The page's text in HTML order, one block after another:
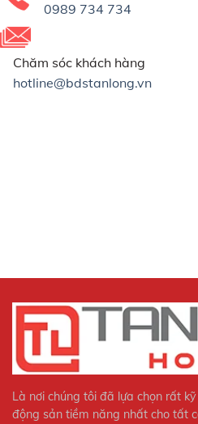
0989 734 734
Chăm sóc khách hàng
hotline@bdstanlong.vn
Là nơi chúng tôi đã lựa chọn rất
động sản tiềm năng nhất cho tất